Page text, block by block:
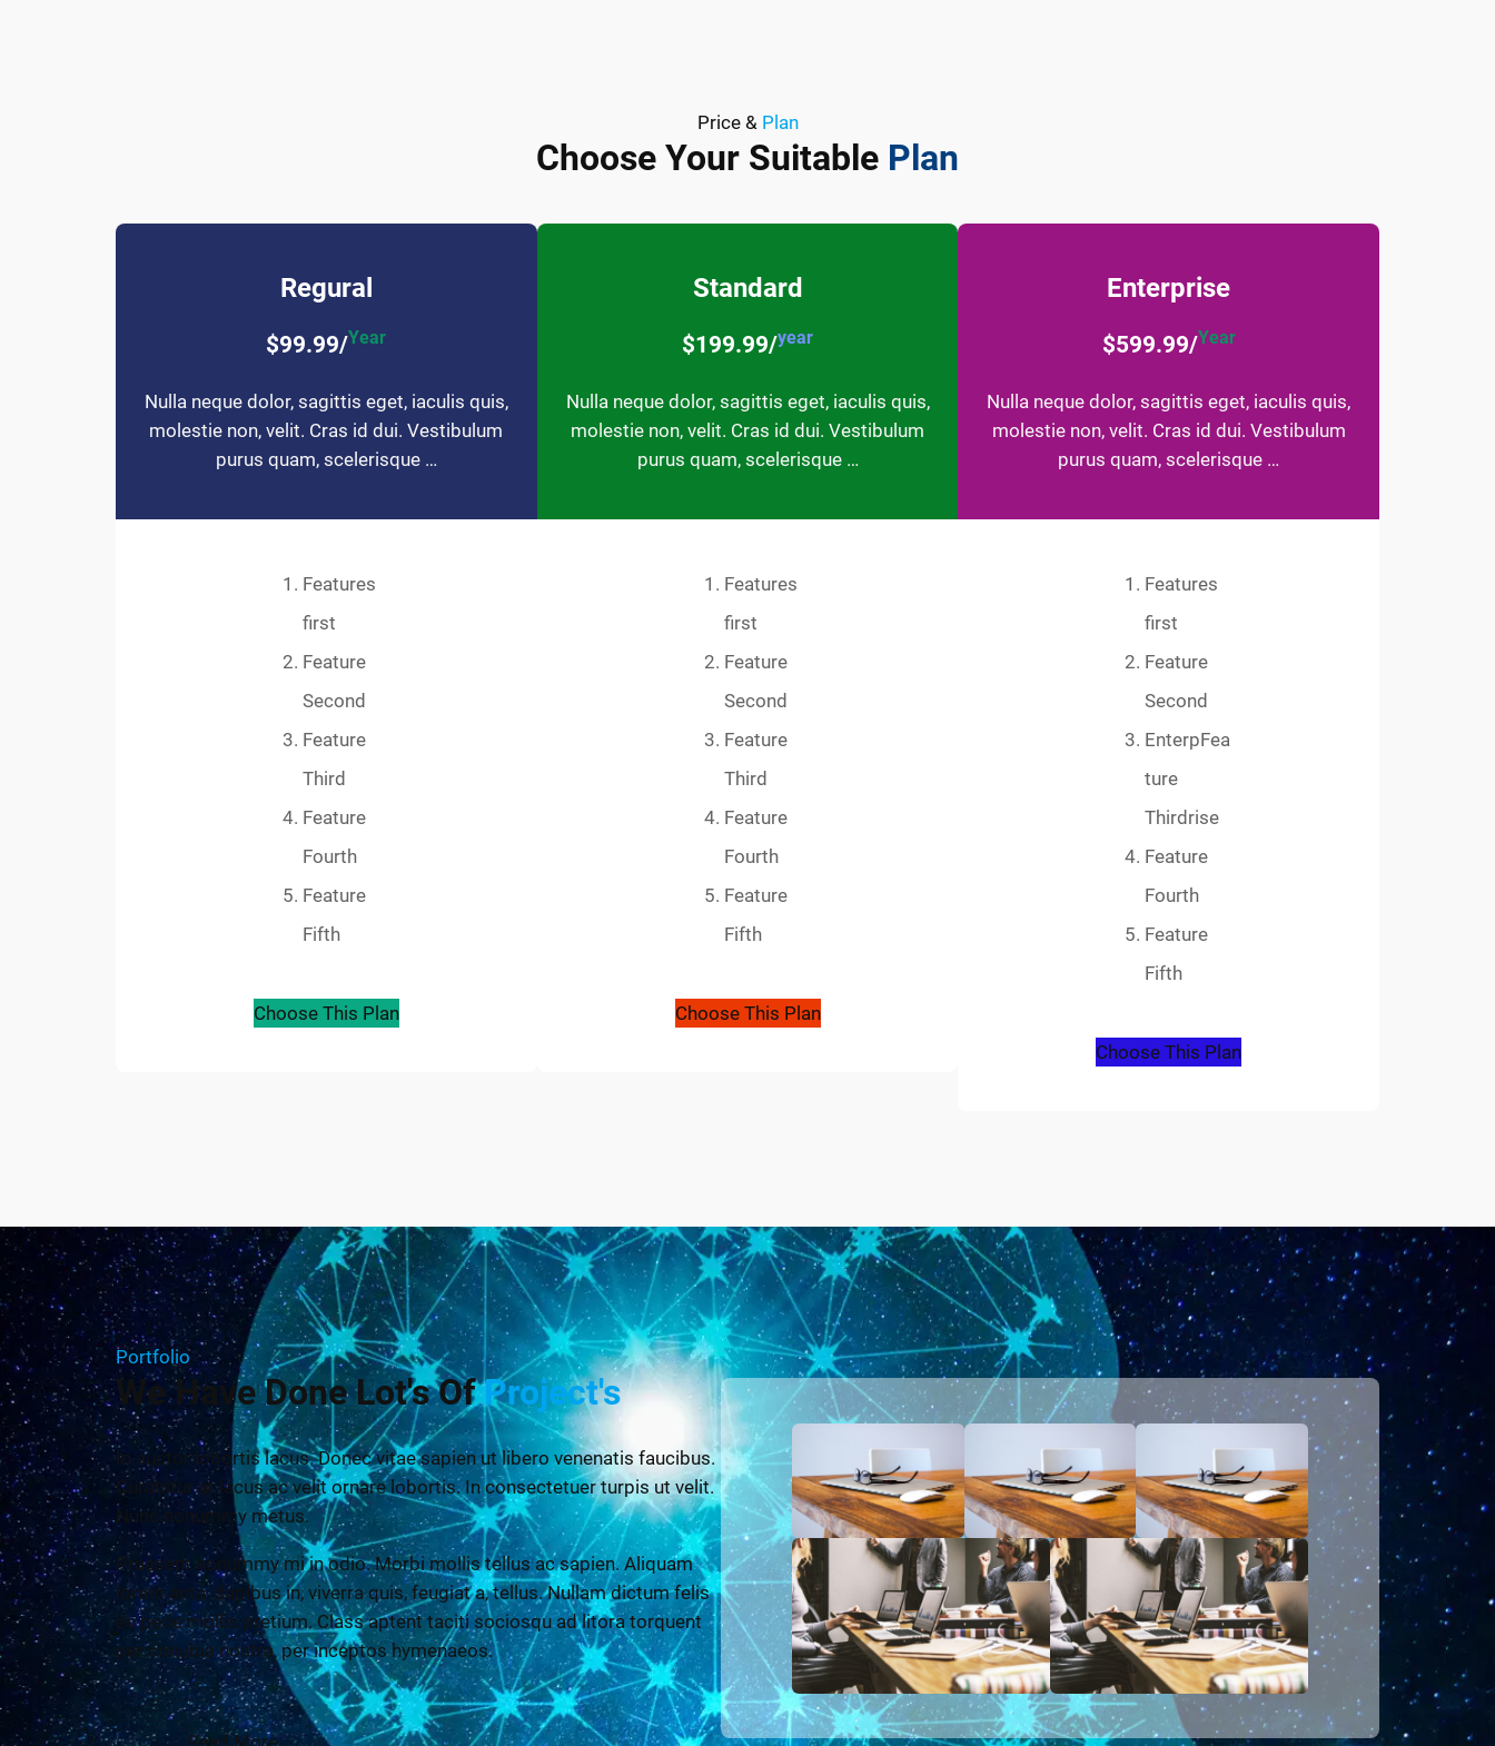
Price & Plan
Choose Your Suitable Plan
Regural
$99.99/Year
Nulla neque dolor, sagittis eget, iaculis quis,
molestie non, velit. Cras id dui. Vestibulum
purus quam, scelerisque …
Features
first
Feature
Second
Feature
Third
Feature
Fourth
Feature
Fifth
Choose This Plan
Standard
$199.99/year
Nulla neque dolor, sagittis eget, iaculis quis,
molestie non, velit. Cras id dui. Vestibulum
purus quam, scelerisque …
Features
first
Feature
Second
Feature
Third
Feature
Fourth
Feature
Fifth
Choose This Plan
Enterprise
$599.99/Year
Nulla neque dolor, sagittis eget, iaculis quis,
molestie non, velit. Cras id dui. Vestibulum
purus quam, scelerisque …
Features
first
Feature
Second
EnterpFea
ture
Thirdrise
Feature
Fourth
Feature
Fifth
Choose This Plan
Portfolio
We Have Done Lot's OfProject's
In auctor lobortis lacus. Donec vitae sapien ut libero venenatis faucibus.
Curabitur at lacus ac velit ornare lobortis. In consectetuer turpis ut velit.
Nunc nonummy metus.
Praesent nonummy mi in odio. Morbi mollis tellus ac sapien. Aliquam
lorem ante, dapibus in, viverra quis, feugiat a, tellus. Nullam dictum felis
eu pede mollis pretium. Class aptent taciti sociosqu ad litora torquent
per conubia nostra, per inceptos hymenaeos.
Read More